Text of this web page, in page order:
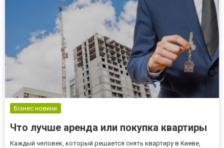
Бізнес новини
Что лучше аренда или покупка квартиры
Каждый человек, который решается снять квартиру в Киеве,